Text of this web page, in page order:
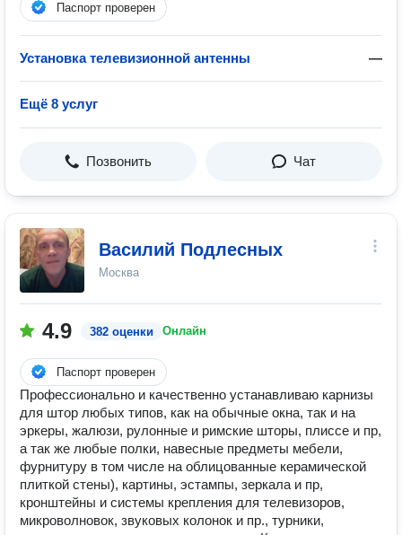
Паспорт проверен
Установка телевизионной антенны —
Ещё 8 услуг
Позвонить Чат
Василий Подлесных
Москва
4.9 382 оценки Онлайн
Паспорт проверен
Профессионально и качественно устанавливаю карнизы
для штор любых типов, как на обычные окна, так и на
эркеры, жалюзи, рулонные и римские шторы, плиссе и пр,
а так же любые полки, навесные предметы мебели,
фурнитуру в том числе на облицованные керамической
плиткой стены), картины, эстампы, зеркала и пр,
кронштейны и системы крепления для телевизоров,
микроволновок, звуковых колонок и пр., турники,